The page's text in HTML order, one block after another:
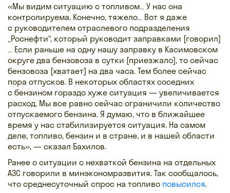
«Мы видим ситуацию с топливом… У нас она
контролируема. Конечно, тяжело… Вот я даже
с руководителем отраслевого подразделения
„Роснефти“, который руководит заправками [говорил]
… Если раньше на одну нашу заправку в Касимовском
округе два бензовоза в сутки [приезжало], то сейчас
бензовоза [хватает] на два часа. Тем более сейчас
пора отпусков. В некоторых областях соседних
с бензином гораздо хуже ситуация — увеличивается
расход. Мы все равно сейчас ограничили количество
отпускаемого бензина. Я думаю, что в ближайшее
время у нас стабилизируется ситуация. На самом
деле, топливо, бензин и в стране, и в нашей области
есть», — сказал Бахилов.
Ранее о ситуации с нехваткой бензина на отдельных
АЗС говорили в минэкономразвития. Так сообщалось,
что среднесуточный спрос на топливо повысился.